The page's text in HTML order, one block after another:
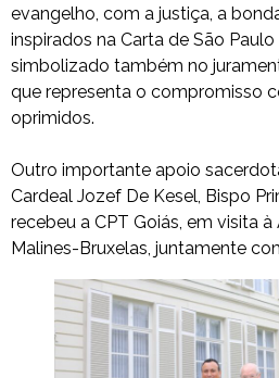
evangelho, com a justiça, a
inspirados na Carta de São Paulo
simbolizado também no
que representa o compromisso
oprimidos.
Outro importante apoio
Cardeal Jozef De Kesel, Bispo
recebeu a CPT Goiás, em visita
Malines-Bruxelas, juntamente